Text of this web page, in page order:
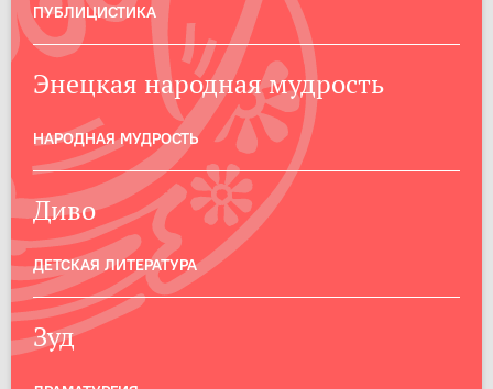
ПУБЛИЦИСТИКА
Энецкая народная мудрость
НАРОДНАЯ МУДРОСТЬ
Диво
ДЕТСКАЯ ЛИТЕРАТУРА
Зуд